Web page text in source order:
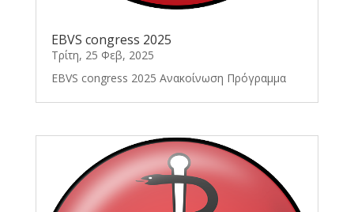
EBVS congress 2025
Τρίτη, 25 Φεβ, 2025
EBVS congress 2025 Ανακοίνωση Πρόγραμμα